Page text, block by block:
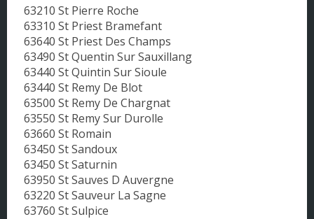
63210 St Pierre Roche
63310 St Priest Bramefant
63640 St Priest Des Champs
63490 St Quentin Sur Sauxillang
63440 St Quintin Sur Sioule
63440 St Remy De Blot
63500 St Remy De Chargnat
63550 St Remy Sur Durolle
63660 St Romain
63450 St Sandoux
63450 St Saturnin
63950 St Sauves D Auvergne
63220 St Sauveur La Sagne
63760 St Sulpice